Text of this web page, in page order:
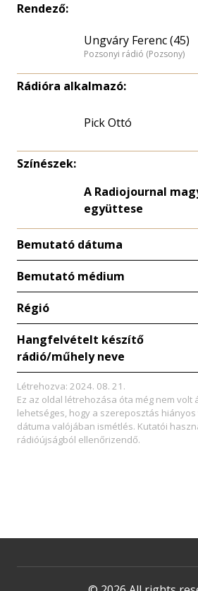
Rendező:
Ungváry Ferenc (45)
Pozsonyi rádió (Pozsony)
Rádióra alkalmazó:
Pick Ottó
Színészek:
A Radiojournal
együttese
Bemutató dátuma
Bemutató médium
Régió
Hangfelvételt készítő
rádió/műhely neve
Létrehozva: 2024. 08. 21.
Ez az oldal létrehozása óta még nem volt
lehetséges, hogy a szereposztás
dátuma valójában ismétlés. Kutatói
rádióújságból ellenőrizendő.